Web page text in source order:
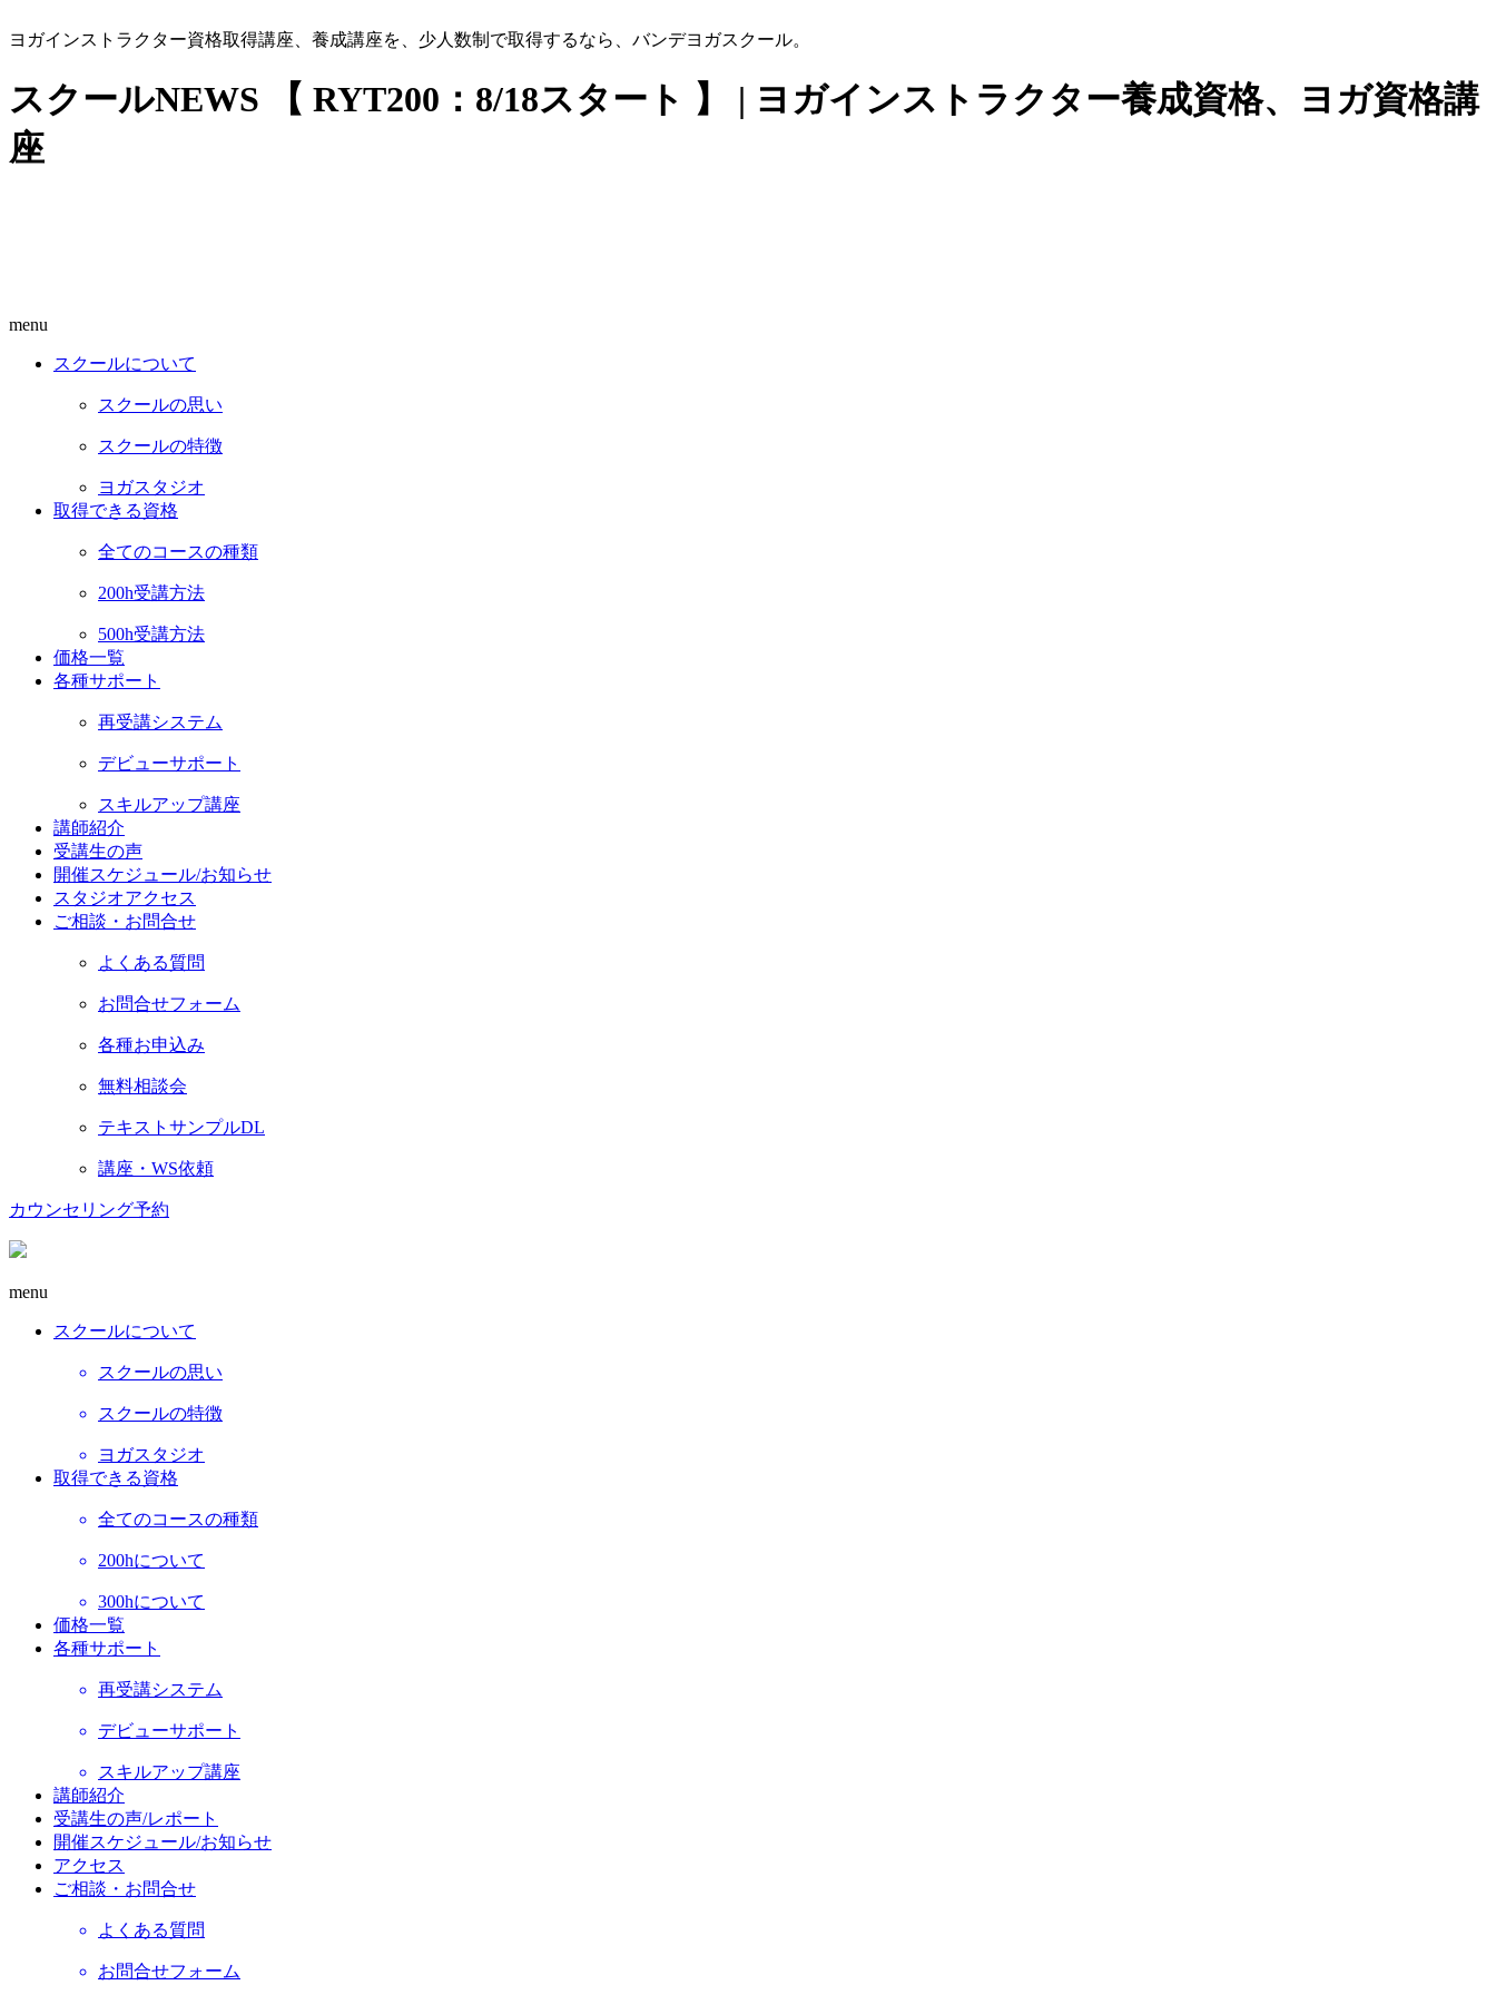
ヨガインストラクター資格取得講座、養成講座を、少人数制で取得するなら、バンデヨガスクール。
スクールNEWS 【 RYT200：8/18スタート 】 | ヨガインストラクター養成資格、ヨガ資格講
座
menu
スクールについて
スクールの思い
スクールの特徴
ヨガスタジオ
取得できる資格
全てのコースの種類
200h受講方法
500h受講方法
価格一覧
各種サポート
再受講システム
デビューサポート
スキルアップ講座
講師紹介
受講生の声
開催スケジュール/お知らせ
スタジオアクセス
ご相談・お問合せ
よくある質問
お問合せフォーム
各種お申込み
無料相談会
テキストサンプルDL
講座・WS依頼
カウンセリング予約
menu
スクールについて
スクールの思い
スクールの特徴
ヨガスタジオ
取得できる資格
全てのコースの種類
200hについて
300hについて
価格一覧
各種サポート
再受講システム
デビューサポート
スキルアップ講座
講師紹介
受講生の声/レポート
開催スケジュール/お知らせ
アクセス
ご相談・お問合せ
よくある質問
お問合せフォーム